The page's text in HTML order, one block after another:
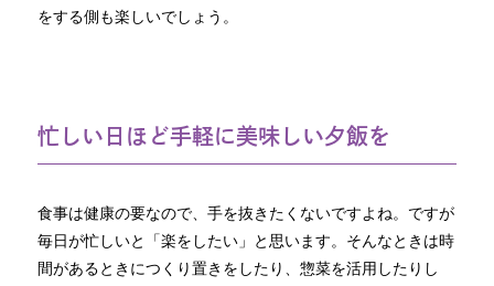
をする側も楽しいでしょう。
忙しい日ほど手軽に美味しい夕飯を
食事は健康の要なので、手を抜きたくないですよね。ですが
毎日が忙しいと「楽をしたい」と思います。そんなときは時
間があるときにつくり置きをしたり、惣菜を活用したりし